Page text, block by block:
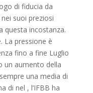
di fiducia da
suoi preziosi
questa incostanza.
La pressione è
fino a fine Luglio
un aumento della
una media di
di nel , l’IFBB ha